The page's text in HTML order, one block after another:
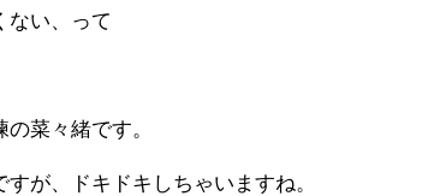
ない、って
菜々緒です。
が、ドキドキしちゃいますね。